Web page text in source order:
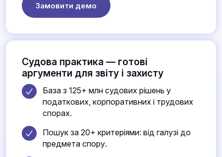
Замовити демо
Судова практика — готові
аргументи для звіту і захисту
База з 125+ млн судових рішень у
податкових, корпоративних і трудових
спорах.
Пошук за 20+ критеріями: від галузі до
предмета спору.